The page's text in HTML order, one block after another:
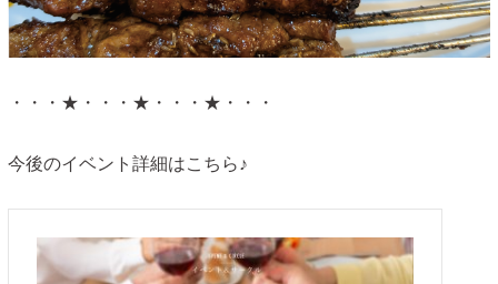
・・・★・・・★・・・★・・・
今後のイベント詳細はこちら♪